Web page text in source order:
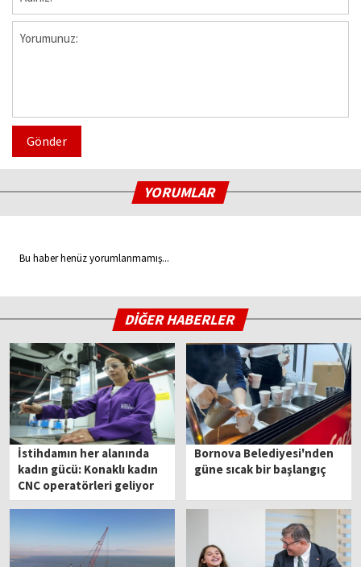
Gönder
YORUMLAR
Bu haber henüz yorumlanmamış...
DİĞER HABERLER
İstihdamın her alanında
kadın gücü: Konaklı kadın
CNC operatörleri geliyor
Bornova Belediyesi'nden
güne sıcak bir başlangıç